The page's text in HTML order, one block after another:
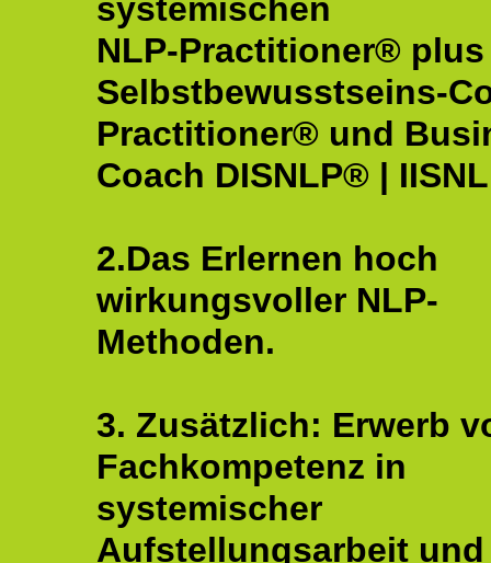
systemischen
NLP-Practitioner® plus
Selbstbewusstseins-
Practitioner® und
Coach DISNLP® |
2.Das Erlernen hoch
wirkungsvoller NLP-
Methoden.
3. Zusätzlich: Erwerb
Fachkompetenz in
systemischer
Aufstellungsarbeit und